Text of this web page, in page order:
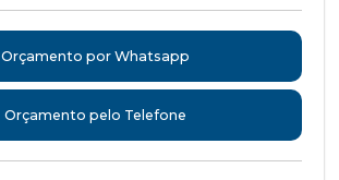
Orçamento por Whatsapp
Orçamento pelo Telefone